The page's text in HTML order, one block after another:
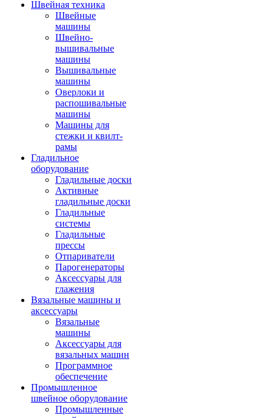
Швейная техника
Швейные
машины
Швейно-
вышивальные
машины
Вышивальные
машины
Оверлоки и
распошивальные
машины
Машины для
стежки и квилт-
рамы
Гладильное
оборудование
Гладильные доски
Активные
гладильные доски
Гладильные
системы
Гладильные
прессы
Отпариватели
Парогенераторы
Аксессуары для
глажения
Вязальные машины и
аксессуары
Вязальные
машины
Аксессуары для
вязальных машин
Программное
обеспечение
Промышленное
швейное оборудование
Промышленные